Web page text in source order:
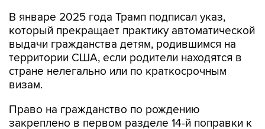
В январе 2025 года Трамп подписал указ,
который прекращает практику автоматической
выдачи гражданства детям, родившимся на
территории США, если родители находятся в
стране нелегально или по краткосрочным
визам.
Право на гражданство по рождению
закреплено в первом разделе 14-й поправки к